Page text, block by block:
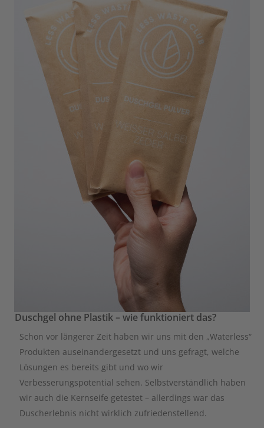
Duschgel ohne Plastik – wie funktioniert das?
Schon vor längerer Zeit haben wir uns mit den „Waterless“
Produkten auseinandergesetzt und uns gefragt, welche
Lösungen es bereits gibt und wo wir
Verbesserungspotential sehen. Selbstverständlich haben
wir auch die Kernseife getestet – allerdings war das
Duscherlebnis nicht wirklich zufriedenstellend.